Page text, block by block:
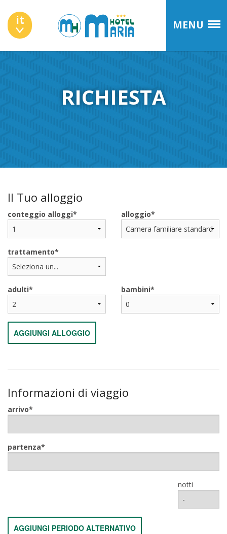
it MENU
RICHIESTA
Il Tuo alloggio
conteggio alloggi alloggio
trattamento
adulti bambini
AGGIUNGI ALLOGGIO
Informazioni di viaggio
arrivo
partenza
notti
AGGIUNGI PERIODO ALTERNATIVO